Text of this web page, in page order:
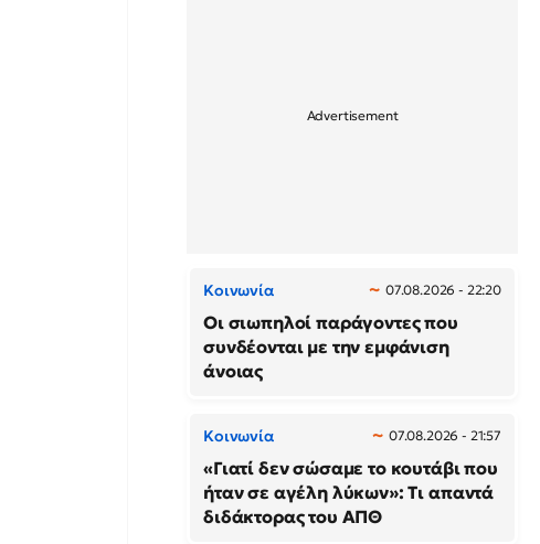
Κοινωνία 07.08.2026 - 22:20
Οι σιωπηλοί παράγοντες που
συνδέονται με την εμφάνιση
άνοιας
Κοινωνία 07.08.2026 - 21:57
«Γιατί δεν σώσαμε το κουτάβι που
ήταν σε αγέλη λύκων»: Τι απαντά
διδάκτορας του ΑΠΘ